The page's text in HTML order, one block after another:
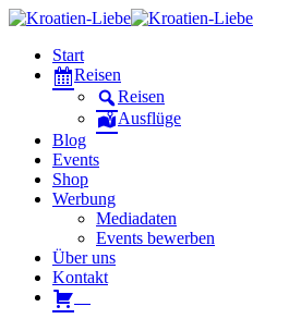
Start
Reisen
Reisen
Ausflüge
Blog
Events
Shop
Werbung
Mediadaten
Events bewerben
Über uns
Kontakt